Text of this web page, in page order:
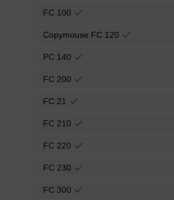
FC 100
Copymouse FC 120
PC 140
FC 200
FC 21
FC 210
FC 220
FC 230
FC 300